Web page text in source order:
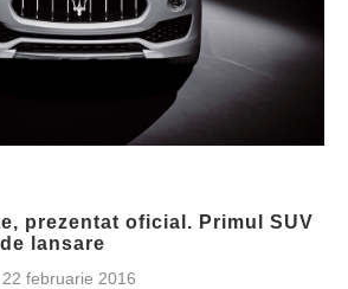
prezentat oficial. Primul SUV
lansare
22 februarie 2016